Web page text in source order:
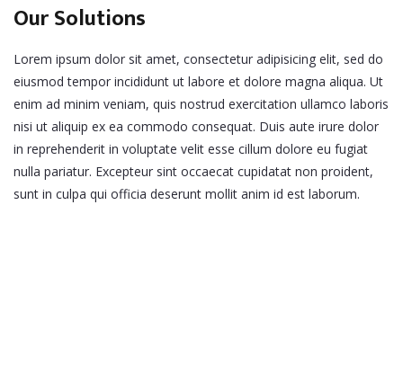
Our Solutions
Lorem ipsum dolor sit amet, consectetur adipisicing elit, sed do
eiusmod tempor incididunt ut labore et dolore magna aliqua. Ut
enim ad minim veniam, quis nostrud exercitation ullamco laboris
nisi ut aliquip ex ea commodo consequat. Duis aute irure dolor
in reprehenderit in voluptate velit esse cillum dolore eu fugiat
nulla pariatur. Excepteur sint occaecat cupidatat non proident,
sunt in culpa qui officia deserunt mollit anim id est laborum.